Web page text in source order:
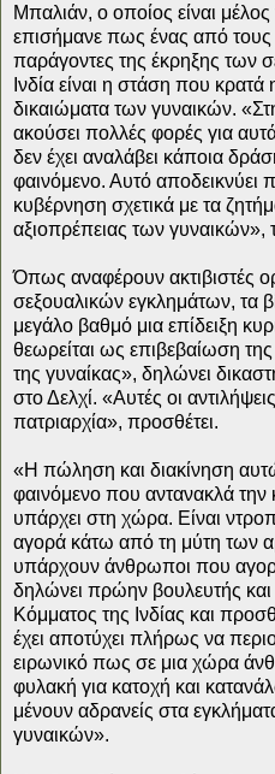
Μπαλιάν, ο οποίος είναι
επισήμανε πως ένας από τους
παράγοντες της έκρηξης των
Ινδία είναι η στάση που
δικαιώματα των γυναικών.
ακούσει πολλές φορές για
δεν έχει αναλάβει κάποια
φαινόμενο. Αυτό αποδεικνύει
κυβέρνηση σχετικά με τα
αξιοπρέπειας των γυναικών»,
Όπως αναφέρουν ακτιβιστές
σεξουαλικών εγκλημάτων, τα
μεγάλο βαθμό μια επίδειξη
θεωρείται ως επιβεβαίωση
της γυναίκας», δηλώνει
στο Δελχί. «Αυτές οι
πατριαρχία», προσθέτει.
«Η πώληση και διακίνηση
φαινόμενο που αντανακλά
υπάρχει στη χώρα. Είναι
αγορά κάτω από τη μύτη των
υπάρχουν άνθρωποι που
δηλώνει πρώην βουλευτής και
Κόμματος της Ινδίας και
έχει αποτύχει πλήρως να
ειρωνικό πως σε μια χώρα
φυλακή για κατοχή και
μένουν αδρανείς στα
γυναικών».